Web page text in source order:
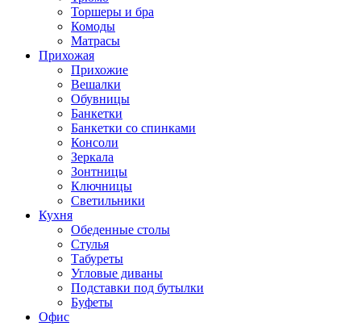
Торшеры и бра
Комоды
Матрасы
Прихожая
Прихожие
Вешалки
Обувницы
Банкетки
Банкетки со спинками
Консоли
Зеркала
Зонтницы
Ключницы
Светильники
Кухня
Обеденные столы
Стулья
Табуреты
Угловые диваны
Подставки под бутылки
Буфеты
Офис